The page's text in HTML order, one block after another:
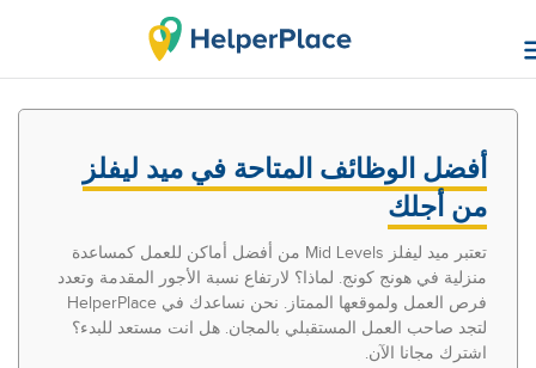
أفضل الوظائف المتاحة في ميد ليفلز
من أجلك
تعتبر ميد ليفلز Mid Levels من أفضل أماكن للعمل كمساعدة
منزلية في هونج كونج. لماذا؟ لارتفاع نسبة الأجور المقدمة وتعدد
فرص العمل ولموقعها الممتاز. نحن نساعدك في HelperPlace
لتجد صاحب العمل المستقبلي بالمجان. هل انت مستعد للبدء؟
اشترك مجانا الآن.